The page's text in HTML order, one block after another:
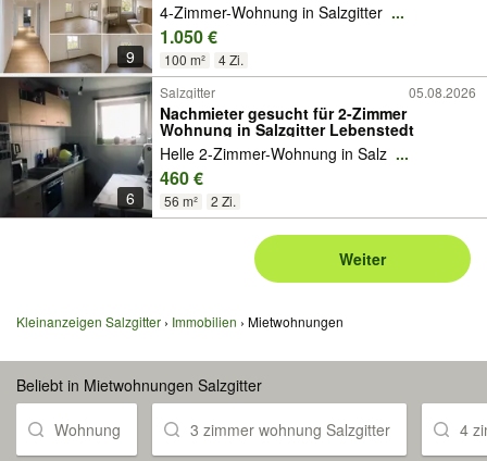
9
4-Zimmer-Wohnung in Salzgitter ...
1.050 €
100 m² 4 Zi.
6
Salzgitter 05.08.2026
Nachmieter gesucht für 2-Zimmer
Wohnung in Salzgitter Lebenstedt
Helle 2-Zimmer-Wohnung in Salz ...
460 €
56 m² 2 Zi.
Weiter
Kleinanzeigen Salzgitter Immobilien Mietwohnungen
Beliebt in Mietwohnungen Salzgitter
Wohnung 3 zimmer wohnung Salzgitter 4